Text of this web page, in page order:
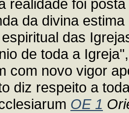
realidade foi
da divina
das
de toda a
com novo vigor
diz respeito a
OE 1